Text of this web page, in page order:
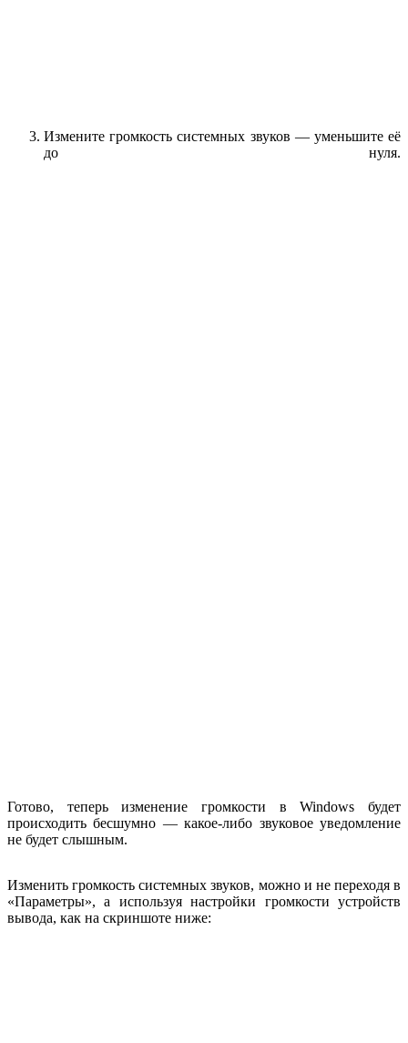
Измените громкость системных звуков — уменьшите её
до нуля.
Готово, теперь изменение громкости в Windows будет
происходить бесшумно — какое-либо звуковое уведомление
не будет слышным.
Изменить громкость системных звуков, можно и не переходя в
«Параметры», а используя настройки громкости устройств
вывода, как на скриншоте ниже: